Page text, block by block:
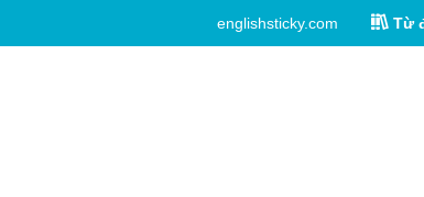
englishsticky.com Từ